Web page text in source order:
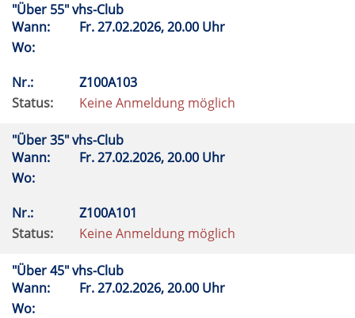
"Über 55" vhs-Club
Wann:
Fr.27.02.2026, 20.00 Uhr
Wo:
Nr.:
Z100A103
Status:
Keine Anmeldung möglich
"Über 35" vhs-Club
Wann:
Fr.27.02.2026, 20.00 Uhr
Wo:
Nr.:
Z100A101
Status:
Keine Anmeldung möglich
"Über 45" vhs-Club
Wann:
Fr.27.02.2026, 20.00 Uhr
Wo: